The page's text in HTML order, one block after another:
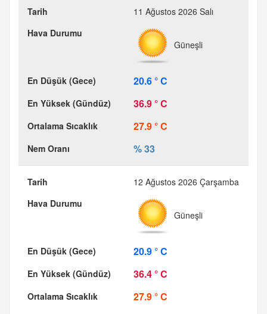
11 Ağustos 2026 Salı
Güneşli
20.6 ° C
36.9 ° C
27.9 ° C
% 33
12 Ağustos 2026 Çarşamba
Güneşli
20.9 ° C
36.4 ° C
27.9 ° C